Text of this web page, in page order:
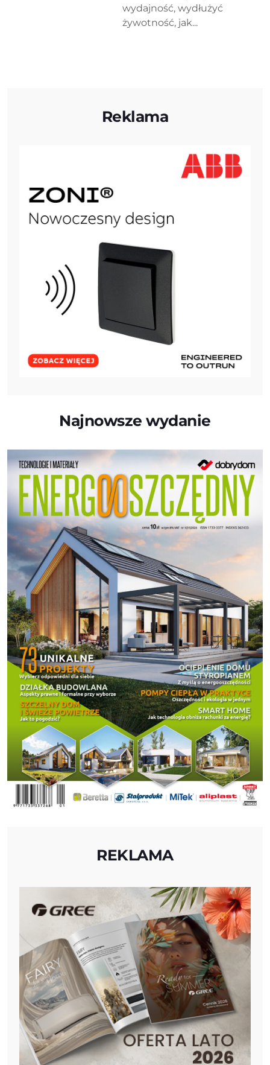
wydajność, wydłużyć
żywotność, jak...
Reklama
Najnowsze wydanie
REKLAMA